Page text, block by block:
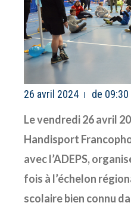
26 avril 2024 de 09:30
Le vendredi 26 avril
Handisport
avec l’ADEPS,
fois à l’échelon
scolaire bien connu